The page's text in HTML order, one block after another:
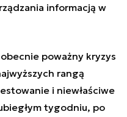
informacją w
poważny kryzys
rangą
i niewłaściwe
tygodniu, po